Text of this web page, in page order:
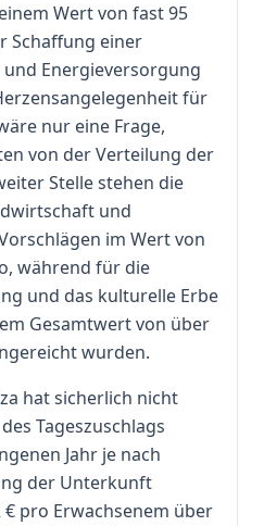
Wert von fast 95
Schaffung einer
Energieversorgung
für
nur eine Frage,
von der Verteilung der
Stelle stehen die
und
im Wert von
während für die
und das kulturelle Erbe
Gesamtwert von über
wurden.
hat sicherlich nicht
Tageszuschlags
Jahr je nach
der Unterkunft
€ pro Erwachsenem über